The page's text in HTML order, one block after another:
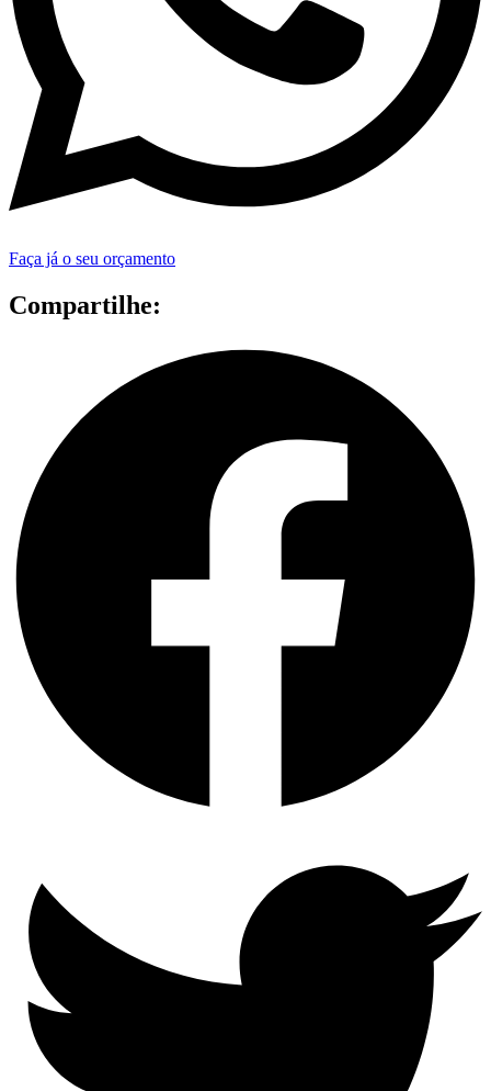
Faça já o seu orçamento
Compartilhe: